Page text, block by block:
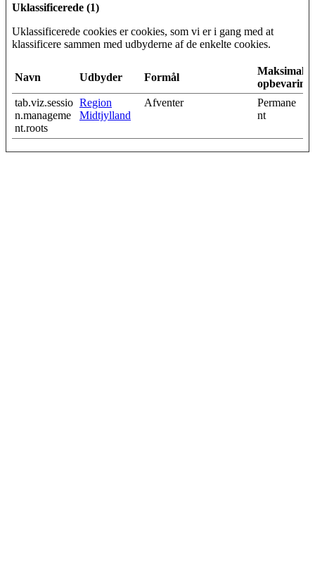
Uklassificerede (1)
Uklassificerede cookies er cookies, som vi er i gang med at
klassificere sammen med udbyderne af de enkelte cookies.
Navn Udbyder Formål
Maksimal
tab.viz.sessio
n.manageme
nt.roots
Region
Midtjylland
Afventer
Permane
nt